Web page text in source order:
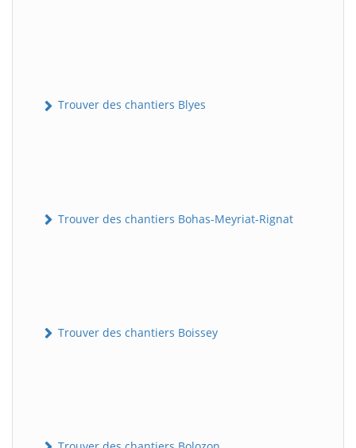
Trouver des chantiers Blyes
Trouver des chantiers Bohas-Meyriat-Rignat
Trouver des chantiers Boissey